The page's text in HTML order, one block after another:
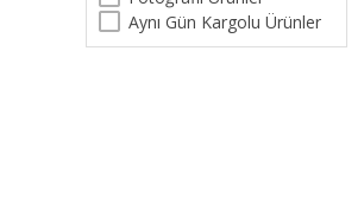
Aynı Gün Kargolu Ürünler